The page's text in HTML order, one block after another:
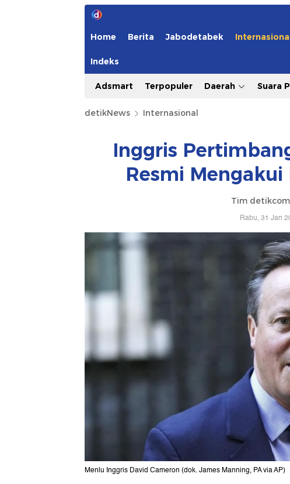
Home Berita Jabodetabek
Indeks
Adsmart Terpopuler Daerah Suara
detikNews Internasional
Inggris
Resmi Mengakui
Tim
Rabu, 31 Jan
Menlu Inggris David Cameron (dok. James Manning, PA via AP)